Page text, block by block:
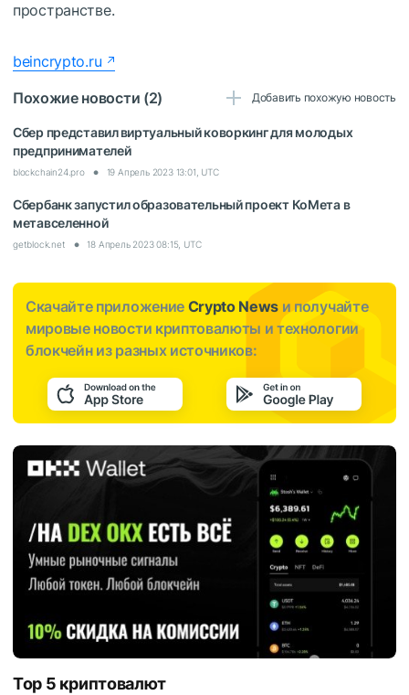
пространстве.
beincrypto.ru
Похожие новости (2)
Добавить похожую новость
Сбер представил виртуальный коворкинг для молодых
предпринимателей
blockchain24.pro 19 Апрель 2023 13:01, UTC
​Сбербанк запустил образовательный проект КоМета в
метавселенной
getblock.net 18 Апрель 2023 08:15, UTC
Скачайте приложение Crypto News и получайте
мировые новости криптовалюты и технологии
блокчейн из разных источников:
Top 5 криптовалют